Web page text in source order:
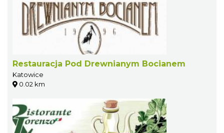
Restauracja Pod Drewnianym Bocianem
Katowice
0.02 km